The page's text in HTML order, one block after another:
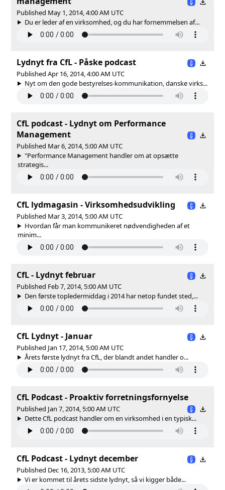
Published May 1, 2014, 4:00 AM UTC
Du er leder af en virksomhed, og du har fornemmelsen af...
Lydnyt fra CfL - Påske podcast
Published Apr 16, 2014, 4:00 AM UTC
Nyt om den gode bestyrelses-kommunikation, danske virks...
CfL podcast - Lydnyt om Performance
Management
Published Mar 6, 2014, 5:00 AM UTC
"Performance Management handler om at opsætte
strategis...
CfL lydmagasin - Virksomhedsudvikling
Published Mar 3, 2014, 5:00 AM UTC
Hvordan får man kommunikeret nødvendigheden af et
minim...
CfL - Lydnyt februar
Published Feb 7, 2014, 5:00 AM UTC
Den første topledermiddag i 2014 har netop fundet sted,...
CfL Lydnyt - Januar
Published Jan 17, 2014, 5:00 AM UTC
Årets første lydnyt fra CfL, der blandt andet handler o...
CfL Podcast - Proaktiv forretningsfornyelse
Published Jan 7, 2014, 5:00 AM UTC
Dette CfL podcast handler om en virksomhed i en typisk...
CfL Podcast - Lydnyt december
Published Dec 16, 2013, 5:00 AM UTC
Vi er kommet til årets sidste lydnyt, så vi kigger både...